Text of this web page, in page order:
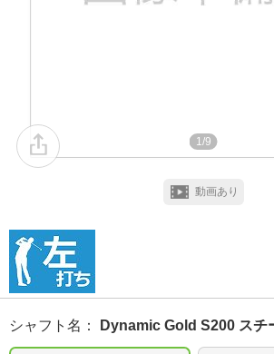
1/9
動画あり
シャフト名 ： Dynamic Gold S200 スチ